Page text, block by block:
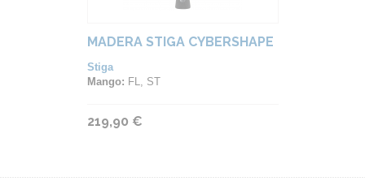
MADERA STIGA CYBERSHAPE
Stiga
Mango: FL, ST
219,90 €